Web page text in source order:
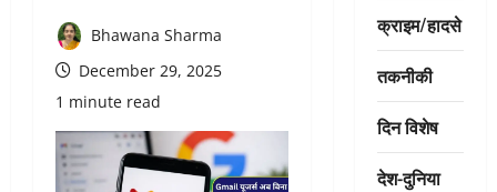
Bhawana Sharma
December 29, 2025
1 minute read
क्राइम/हादसे
तकनीकी
दिन विशेष
देश-दुनिया